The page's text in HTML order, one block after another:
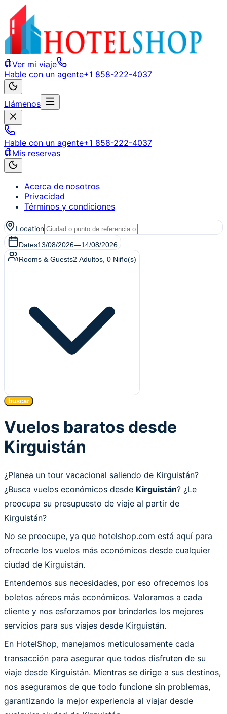
Ver mi viaje
Hable con un agente+1 858-222-4037
Llámenos
Hable con un agente+1 858-222-4037
Mis reservas
Acerca de nosotros
Privacidad
Términos y condiciones
Location
Dates13/08/2026—14/08/2026
Rooms & Guests2 Adultos 0 Niño(s)
buscar
Vuelos baratos desde
Kirguistán
¿Planea un tour vacacional saliendo de Kirguistán?
¿Busca vuelos económicos desde Kirguistán? ¿Le
preocupa su presupuesto de viaje al partir de
Kirguistán?
No se preocupe, ya que hotelshop.com está aquí para
ofrecerle los vuelos más económicos desde cualquier
ciudad de Kirguistán.
Entendemos sus necesidades, por eso ofrecemos los
boletos aéreos más económicos. Valoramos a cada
cliente y nos esforzamos por brindarles los mejores
servicios para sus viajes desde Kirguistán.
En HotelShop, manejamos meticulosamente cada
transacción para asegurar que todos disfruten de su
viaje desde Kirguistán. Mientras se dirige a sus destinos,
nos aseguramos de que todo funcione sin problemas,
garantizando la mejor experiencia al viajar desde